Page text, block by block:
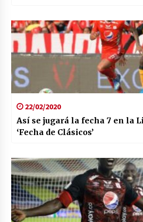
22/02/2020
Así se jugará la fecha 7 en la
‘Fecha de Clásicos’